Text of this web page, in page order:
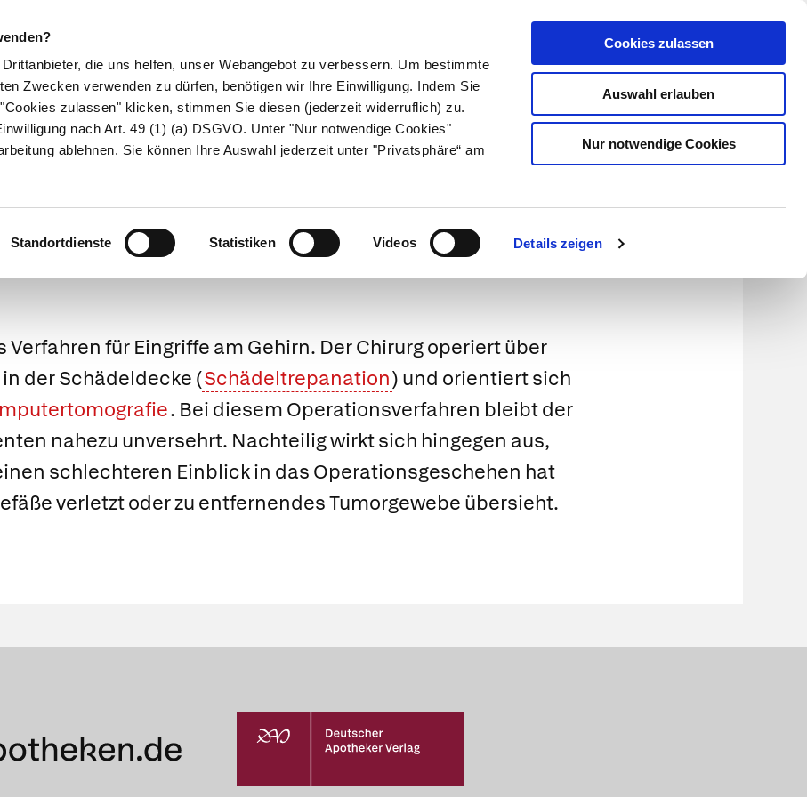
die uns helfen, unser Webangebot zu verbessern. Um bestimmte
Zwecken verwenden zu dürfen, benötigen wir Ihre Einwilligung. Indem Sie
zulassen" klicken, stimmen Sie diesen (jederzeit widerruflich) zu.
nach Art. 49 (1) (a) DSGVO. Unter "Nur notwendige Cookies"
ablehnen. Sie können Ihre Auswahl jederzeit unter "Privatsphäre“ am
Standortdienste Statistiken Videos Details zeigen
Cookies zulassen
Auswahl erlauben
Nur notwendige Cookies
Kundenlogin
Suche
Naturheilkunde Eltern & Kind Gesund leben Über uns
Medizinlexikon
für Eingriffe am Gehirn. Der Chirurg operiert über
der Schädeldecke (Schädeltrepanation) und orientiert sich
. Bei diesem Operationsverfahren bleibt der
nahezu unversehrt. Nachteilig wirkt sich hingegen aus,
schlechteren Einblick in das Operationsgeschehen hat
verletzt oder zu entfernendes Tumorgewebe übersieht.